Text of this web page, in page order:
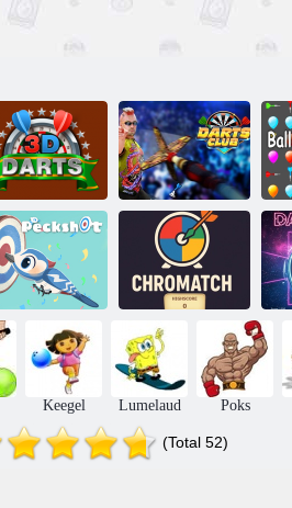
3D noolemäng Noolemänguklubi
Peckshot Kroom
Keegel Lumelaud Poks
(Total 52)